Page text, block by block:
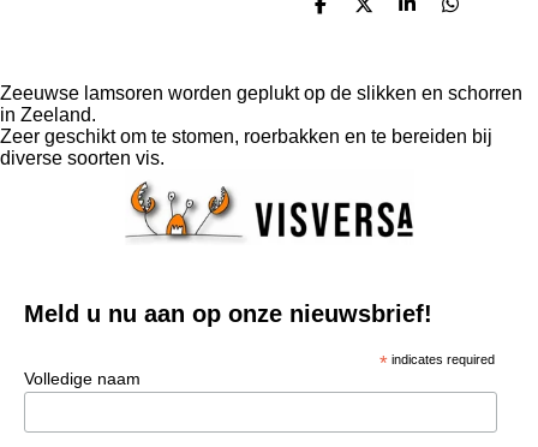
D
n
D
S
e
D
n
Zeeuwse lamsoren worden geplukt op de slikken en schorren
in Zeeland.
Zeer geschikt om te stomen, roerbakken en te bereiden bij
diverse soorten vis.
Meld u nu aan op onze nieuwsbrief!
*indicates required
Volledige naam